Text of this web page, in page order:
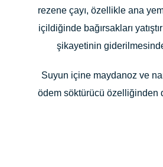
rezene çayı, özellikle ana
içildiğinde bağırsakları
şikayetinin
Suyun içine maydanoz ve
ödem söktürücü özelliğinden